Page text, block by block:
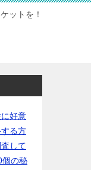
ットを！
好意
る方
して
個の秘